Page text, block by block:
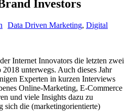
Investors
Data Driven Marketing, Digital
Internet Innovators die letzten zwei
unterwegs. Auch dieses Jahr
Experten in kurzen Interviews
Online-Marketing, E-Commerce
und viele Insights dazu zu
sich die (marketingorientierte)